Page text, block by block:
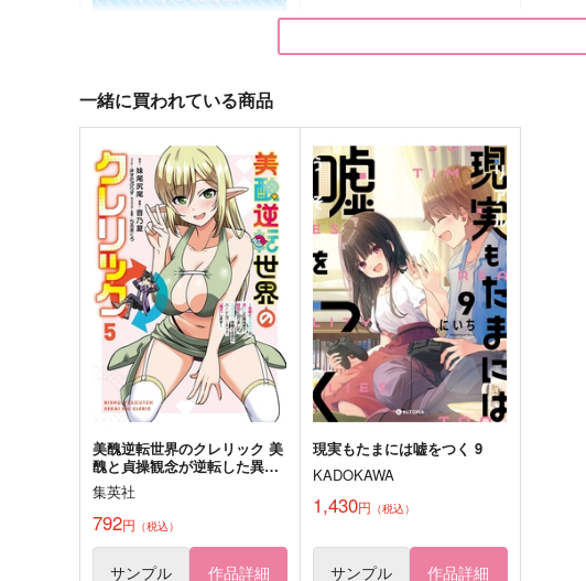
472円（税込）
サンプル 作品詳細
朝焼け研究所
サンプル 作品詳細
朝焼け
恋々と
仔猫の子守唄
夜はまだこれから！
炊きたて
大好きなきみと2
らっこの飼育員
専売 787円（税込）
その他 レオナ×ヴィル
サンプル カート
一緒に買われている商品
美醜逆転世界のクレリック 美
醜と貞操観念が逆転した異世
界で僧侶になりました。淫欲
の呪いを解くためにハーレム
パーティで『儀式』します 5
集英社
792円 （税込）
サンプル 作品詳細
現実もたまには嘘をつく 9
KADOKAWA
1,430円 （税込）
サンプル 作品詳細